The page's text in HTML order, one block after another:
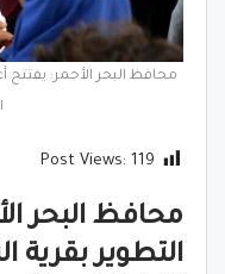
محافظ البحر الأحمر: يفتتح
Post Views: 119
محافظ البحر
التطوير بقرية